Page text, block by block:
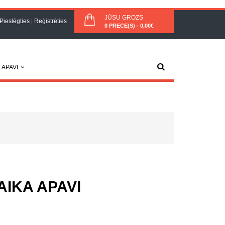
JŪSU GROZS
0 PRECE(S) - 0,00€
Pieslēgties Reģistrēties
APAVI
APAVI